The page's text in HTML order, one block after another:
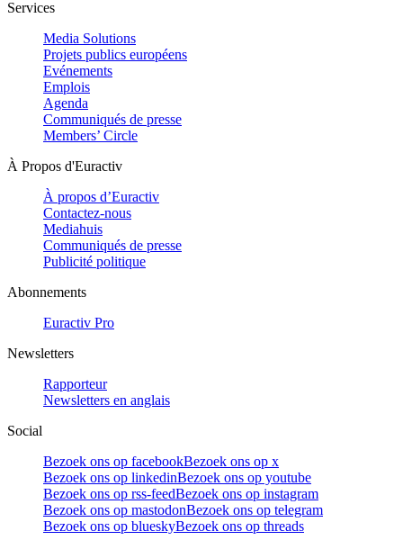
Services
Media Solutions
Projets publics européens
Evénements
Emplois
Agenda
Communiqués de presse
Members’ Circle
À Propos d'Euractiv
À propos d’Euractiv
Contactez-nous
Mediahuis
Communiqués de presse
Publicité politique
Abonnements
Euractiv Pro
Newsletters
Rapporteur
Newsletters en anglais
Social
Bezoek ons op facebookBezoek ons op x
Bezoek ons op linkedinBezoek ons op youtube
Bezoek ons op rss-feedBezoek ons op instagram
Bezoek ons op mastodonBezoek ons op telegram
Bezoek ons op blueskyBezoek ons op threads